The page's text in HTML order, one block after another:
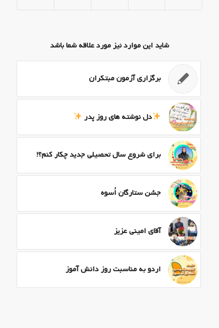
شاید این موارد نیز مورد علاقه شما باشد
برگزاری آزمون مبتکران
دل نوشته های روز پدر
برای شروع سال تحصیلی جدید چکار کنم؟!
جشن ستارگان اُسوه
آقای امینی عزیز
اردو به مناسبت روز دانش آموز